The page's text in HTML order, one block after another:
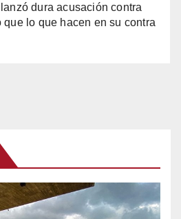
dura acusación contra
que lo que hacen en su contra